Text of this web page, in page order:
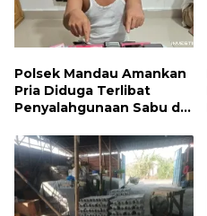
Polsek Mandau Amankan
Pria Diduga Terlibat
Penyalahgunaan Sabu di